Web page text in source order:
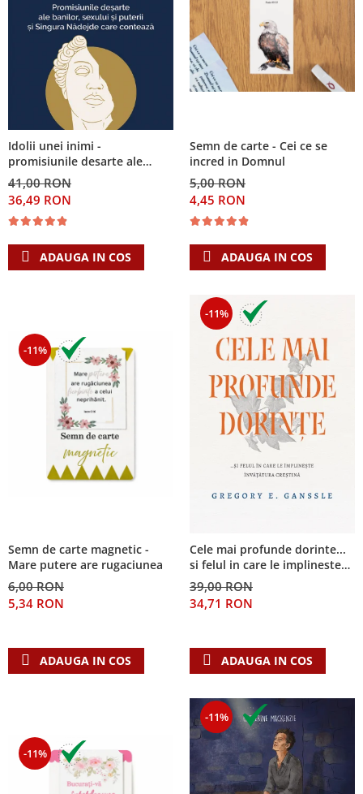
Idolii unei inimi -
promisiunile desarte ale
banilor, sexului si puterii si
Singura Nadejde care
conteaza
41,00 RON
36,49 RON
ADAUGA IN COS
Semn de carte - Cei ce se
incred in Domnul
5,00 RON
4,45 RON
ADAUGA IN COS
-11%
Semn de carte magnetic -
Mare putere are rugaciunea
6,00 RON
5,34 RON
ADAUGA IN COS
-11%
Cele mai profunde dorinte...
si felul in care le implineste
invatatura crestina
39,00 RON
34,71 RON
ADAUGA IN COS
-11%
-11%